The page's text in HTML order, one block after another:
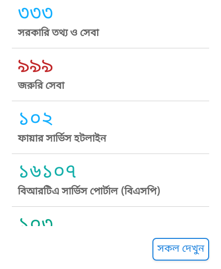
৩৩৩
সরকারি তথ্য ও সেবা
৯৯৯
জরুরি সেবা
১০২
ফায়ার সার্ভিস হটলাইন
১৬১০৭
বিআরটিএ সার্ভিস পোর্টাল (বিএসপি)
১০৩
সকল দেখুন